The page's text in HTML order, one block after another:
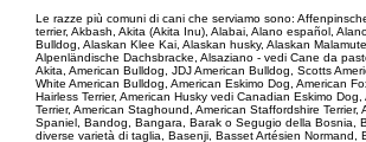
Le razze più comuni di cani che serviamo sono:
terrier, Akbash, Akita (Akita Inu), Alabai, Alano español,
Bulldog, Alaskan Klee Kai, Alaskan husky, Alaskan
Alpenländische Dachsbracke, Alsaziano - vedi Cane da
Akita, American Bulldog, JDJ American Bulldog, Scotts
White American Bulldog, American Eskimo Dog, American
Hairless Terrier, American Husky vedi Canadian Eskimo
Terrier, American Staghound, American Staffordshire Terrier,
Spaniel, Bandog, Bangara, Barak o Segugio della Bosnia,
diverse varietà di taglia, Basenji, Basset Artésien Normand,